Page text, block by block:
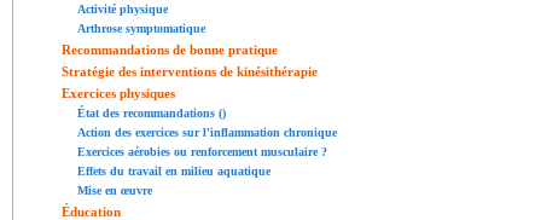
Activité physique
Arthrose symptomatique
Recommandations de bonne pratique
Stratégie des interventions de kinésithérapie
Exercices physiques
État des recommandations ()
Action des exercices sur l'inflammation chronique
Exercices aérobies ou renforcement musculaire ?
Effets du travail en milieu aquatique
Mise en œuvre
Éducation